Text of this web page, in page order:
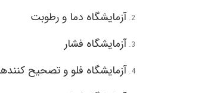
آزمایشگاه دما و رطوبت
آزمایشگاه فشار
آزمایشگاه فلو و تصحیح‌